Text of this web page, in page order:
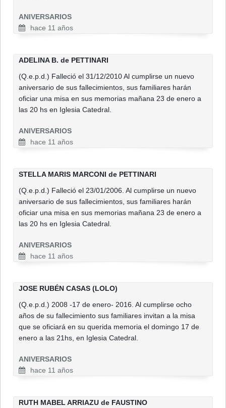
ANIVERSARIOS
hace 11 años
ADELINA B. de PETTINARI
(Q.e.p.d.) Falleció el 31/12/2010 Al cumplirse un nuevo
aniversario de sus fallecimientos, sus familiares harán
oficiar una misa en sus memorias mañana 23 de enero a
las 20 hs en Iglesia Catedral.
ANIVERSARIOS
hace 11 años
STELLA MARIS MARCONI de PETTINARI
(Q.e.p.d.) Falleció el 23/01/2006. Al cumplirse un nuevo
aniversario de sus fallecimientos, sus familiares harán
oficiar una misa en sus memorias mañana 23 de enero a
las 20 hs en Iglesia Catedral.
ANIVERSARIOS
hace 11 años
JOSE RUBÉN CASAS (LOLO)
(Q.e.p.d.) 2008 -17 de enero- 2016. Al cumplirse ocho
años de su fallecimiento sus familiares invitan a la misa
que se oficiará en su querida memoria el domingo 17 de
enero a las 21hs, en Iglesia Catedral.
ANIVERSARIOS
hace 11 años
RUTH MABEL ARRIAZU de FAUSTINO